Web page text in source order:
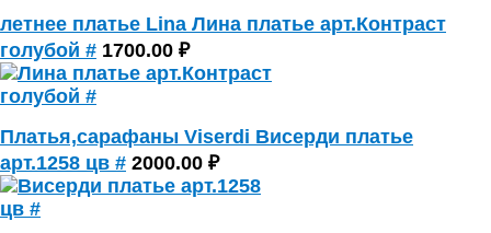
летнее платье Lina Лина платье арт.Контраст
голубой # 1700.00 ₽
Платья,сарафаны Viserdi Висерди платье
арт.1258 цв # 2000.00 ₽